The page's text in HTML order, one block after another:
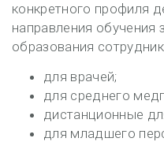
конкретного профиля
направления обучения
образования
для врачей;
для среднего
дистанционные
для младшего